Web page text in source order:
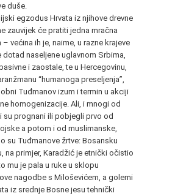
duše.
egzodus Hrvata iz njihove drevne
zauvijek će pratiti jedna mračna
– većina ih je, naime, u razne krajeve
dotad naseljene uglavnom Srbima,
i zaostale, te u Hercegovinu,
“humanoga preseljenja”,
Tuđmanov izum i termin u akciji
homogenizacije. Ali, i mnogi od
su prognani ili pobjegli prvo od
a potom i od muslimanske,
su Tuđmanove žrtve: Bosansku
na primjer, Karadžić je etnički očistio
mu je pala u ruke u sklopu
nagodbe s Miloševićem, a golemi
iz srednje Bosne jesu tehnički